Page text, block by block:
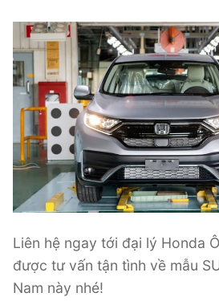
Liên hệ ngay tới đại lý Honda
được tư vấn tận tình về mẫu
Nam này nhé!